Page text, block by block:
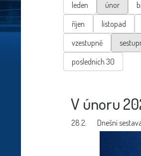
leden
únor
říjen
listopad
vzestupně
posledních 30
V únoru
28.2. Dnešní